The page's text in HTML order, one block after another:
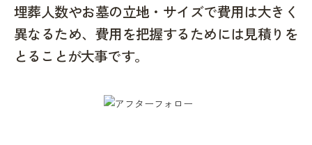
埋葬人数やお墓の立地・サイズで費用は大きく
異なるため、費用を把握するためには見積りを
とることが大事です。